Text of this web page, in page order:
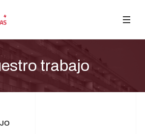
trabajo